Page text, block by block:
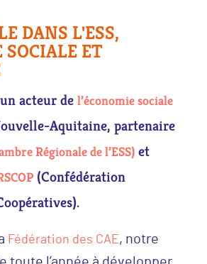
DANS L'ESS,
SOCIALE ET
acteur del’économie sociale
Aquitaine, partenaire
Régionale de l’ESS) et
(Confédération
Fédération des CAE , notre